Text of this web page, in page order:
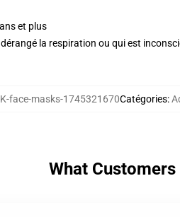
et plus
la respiration ou qui est
face-masks-1745321670Catégories:
What Customers